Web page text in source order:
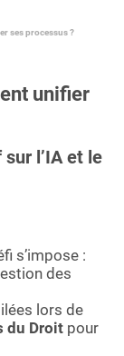
ses processus ?
unifier
l’IA et le
s’impose :
des
lors de
du Droit pour